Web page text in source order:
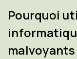
Pourquoi